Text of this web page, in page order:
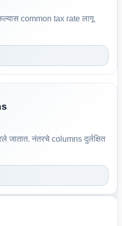
common tax rate लागू
जातात. नंतरचे columns दुर्लक्षित